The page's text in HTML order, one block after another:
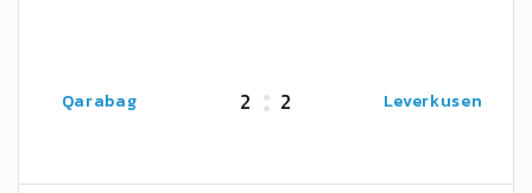
Qarabag 2 2 Leverkusen